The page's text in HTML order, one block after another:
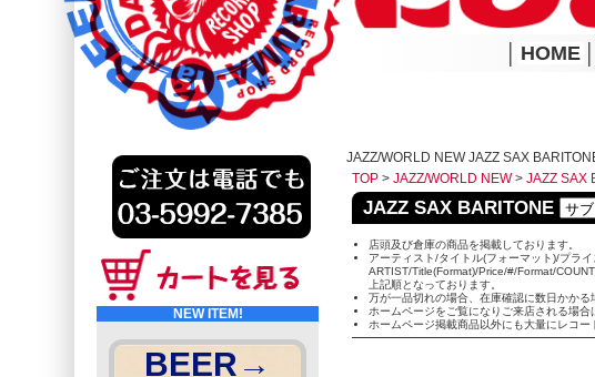
HOME
NEW ITEM!
BEER→
JAZZ/WORLD NEW JAZZ SAX
TOP > JAZZ/WORLD NEW> JAZZ SAX
JAZZ SAX BARITONE
店頭及び倉庫の商品を掲載しております。
アーティスト/タイトル(フォーマット)/プラ
ARTIST/Title(Format)/Price/#/Format/
上記順となっております。
万が一品切れの場合、在庫確認に数日かかる
ホームページをご覧になりご来店される場
ホームページ掲載商品以外にも大量にレコ